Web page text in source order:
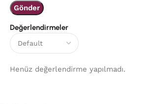
Değerlendirmeler
Henüz değerlendirme yapılmadı.